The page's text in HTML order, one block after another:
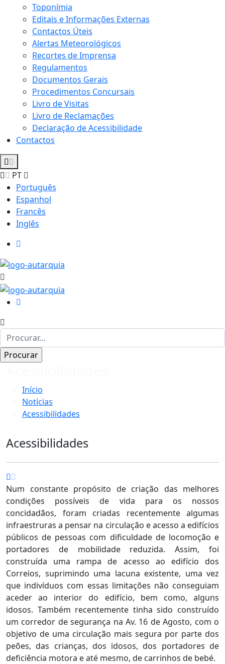
Toponímia
Editais e Informações Externas
Contactos Úteis
Alertas Meteorológicos
Recortes de Imprensa
Regulamentos
Documentos Gerais
Procedimentos Concursais
Livro de Visitas
Livro de Reclamações
Declaração de Acessibilidade
Contactos
PT
Português
Espanhol
Francês
Inglês
Início
Notícias
Acessibilidades
Acessibilidades
Num constante propósito de criação das melhores
condições possíveis de vida para os nossos
concidadãos, foram criadas recentemente algumas
infraestruras a pensar na circulação e acesso a edifícios
públicos de pessoas com dificuldade de locomoção e
portadores de mobilidade reduzida. Assim, foi
construída uma rampa de acesso ao edifício dos
Correios, suprimindo uma lacuna existente, uma vez
que indivíduos com essas limitações não conseguiam
aceder ao interior do edifício, bem como, alguns
idosos. Também recentemente tinha sido construído
um corredor de segurança na Av. 16 de Agosto, com o
objetivo de uma circulação mais segura por parte dos
peões, das crianças, dos idosos, dos portadores de
deficiência motora e até mesmo, de carrinhos de bebé.